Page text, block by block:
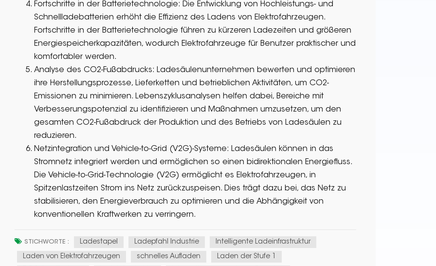
Fortschritte in der Batterietechnologie: Die Entwicklung von Hochleistungs- und
Schnellladebatterien erhöht die Effizienz des Ladens von Elektrofahrzeugen.
Fortschritte in der Batterietechnologie führen zu kürzeren Ladezeiten und größeren
Energiespeicherkapazitäten, wodurch Elektrofahrzeuge für Benutzer praktischer und
komfortabler werden.
Analyse des CO2-Fußabdrucks: Ladesäulenunternehmen bewerten und optimieren
ihre Herstellungsprozesse, Lieferketten und betrieblichen Aktivitäten, um CO2-
Emissionen zu minimieren. Lebenszyklusanalysen helfen dabei, Bereiche mit
Verbesserungspotenzial zu identifizieren und Maßnahmen umzusetzen, um den
gesamten CO2-Fußabdruck der Produktion und des Betriebs von Ladesäulen zu
reduzieren.
Netzintegration und Vehicle-to-Grid (V2G)-Systeme: Ladesäulen können in das
Stromnetz integriert werden und ermöglichen so einen bidirektionalen Energiefluss.
Die Vehicle-to-Grid-Technologie (V2G) ermöglicht es Elektrofahrzeugen, in
Spitzenlastzeiten Strom ins Netz zurückzuspeisen. Dies trägt dazu bei, das Netz zu
stabilisieren, den Energieverbrauch zu optimieren und die Abhängigkeit von
konventionellen Kraftwerken zu verringern.
STICHWORTE : Ladestapel Ladepfahl Industrie Intelligente Ladeinfrastruktur
Laden von Elektrofahrzeugen schnelles Aufladen Laden der Stufe 1